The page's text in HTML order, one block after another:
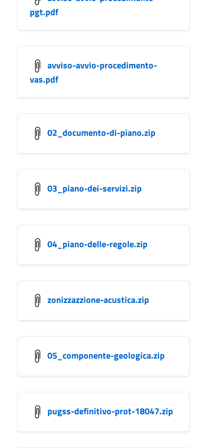
pgt.pdf
avviso-avvio-procedimento-
vas.pdf
02_documento-di-piano.zip
03_piano-dei-servizi.zip
04_piano-delle-regole.zip
zonizzazzione-acustica.zip
05_componente-geologica.zip
pugss-definitivo-prot-18047.zip